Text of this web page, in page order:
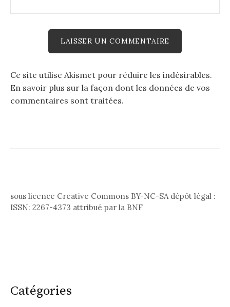
Ce site utilise Akismet pour réduire les indésirables.
En savoir plus sur la façon dont les données de vos
commentaires sont traitées.
sous licence Creative Commons BY-NC-SA dépôt légal :
ISSN: 2267-4373 attribué par la BNF
Catégories